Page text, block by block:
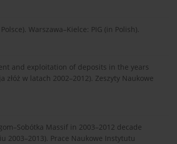
Warszawa–Kielce: PIG (in Polish).
and exploitation of deposits in the years
w latach 2002–2012). Zeszyty Naukowe
Massif in 2003–2012 decade
2003–2013). Prace Naukowe Instytutu